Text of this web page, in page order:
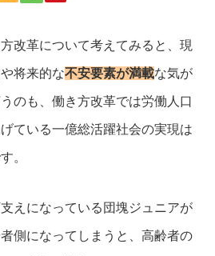
改革について考えてみると、現
将来的な不安要素が満載な気が
のも、働き方改革では労働人口
ている一億総活躍社会の実現は
。
えになっている団塊ジュニアが
側になってしまうと、高齢者の